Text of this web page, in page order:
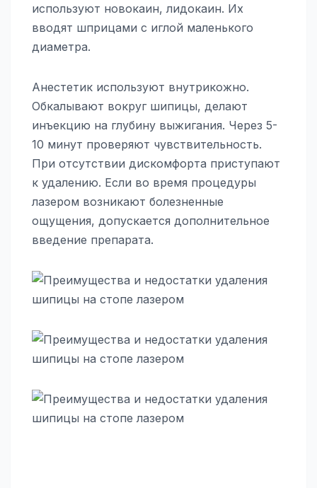
используют новокаин, лидокаин. Их
вводят шприцами с иглой маленького
диаметра.
Анестетик используют внутрикожно.
Обкалывают вокруг шипицы, делают
инъекцию на глубину выжигания. Через 5-
10 минут проверяют чувствительность.
При отсутствии дискомфорта приступают
к удалению. Если во время процедуры
лазером возникают болезненные
ощущения, допускается дополнительное
введение препарата.